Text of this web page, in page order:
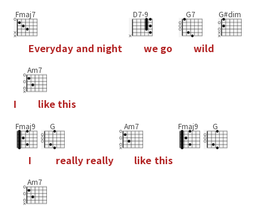
Fmaj7
Everyday and night
D7-9
we go
G7
wild
G#dim
I
Am7
like this
Fmaj9
I
G
really really
Am7
like this
Fmaj9 G
Am7